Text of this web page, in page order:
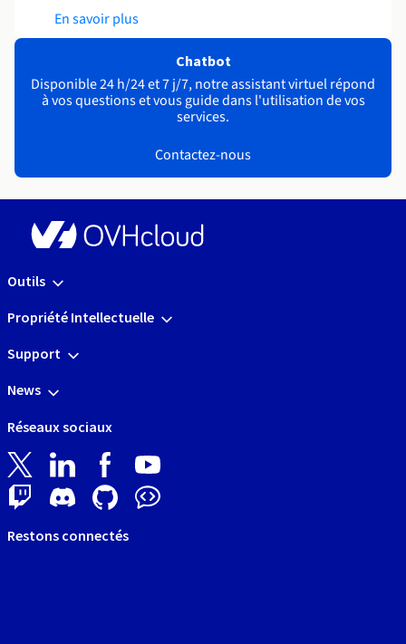
En savoir plus
Chatbot
Disponible 24 h/24 et 7 j/7, notre assistant virtuel répond
à vos questions et vous guide dans l'utilisation de vos
services.
Contactez-nous
Outils
Propriété Intellectuelle
Support
News
Réseaux sociaux
Restons connectés